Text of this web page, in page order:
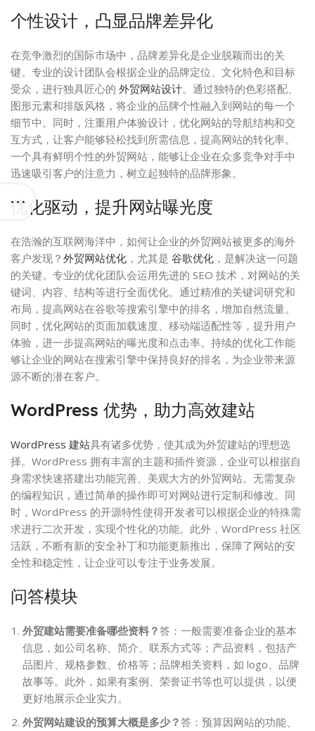
个性设计，凸显品牌差异化
在竞争激烈的国际市场中，品牌差异化是企业脱颖而出的关
键。专业的设计团队会根据企业的品牌定位、文化特色和目标
受众，进行独具匠心的 外贸网站设计。通过独特的色彩搭配、
图形元素和排版风格，将企业的品牌个性融入到网站的每一个
细节中。同时，注重用户体验设计，优化网站的导航结构和交
互方式，让客户能够轻松找到所需信息，提高网站的转化率。
一个具有鲜明个性的外贸网站，能够让企业在众多竞争对手中
迅速吸引客户的注意力，树立起独特的品牌形象。
优化驱动，提升网站曝光度
在浩瀚的互联网海洋中，如何让企业的外贸网站被更多的海外
客户发现？ 外贸网站优化 ，尤其是 谷歌优化 ，是解决这一问题
的关键。专业的优化团队会运用先进的 SEO 技术，对网站的关
键词、内容、结构等进行全面优化。通过精准的关键词研究和
布局，提高网站在谷歌等搜索引擎中的排名，增加自然流量。
同时，优化网站的页面加载速度、移动端适配性等，提升用户
体验，进一步提高网站的曝光度和点击率。持续的优化工作能
够让企业的网站在搜索引擎中保持良好的排名，为企业带来源
源不断的潜在客户。
WordPress 优势，助力高效建站
WordPress 建站具有诸多优势，使其成为外贸建站的理想选
择。WordPress 拥有丰富的主题和插件资源，企业可以根据自
身需求快速搭建出功能完善、美观大方的外贸网站。无需复杂
的编程知识，通过简单的操作即可对网站进行定制和修改。同
时，WordPress 的开源特性使得开发者可以根据企业的特殊需
求进行二次开发，实现个性化的功能。此外，WordPress 社区
活跃，不断有新的安全补丁和功能更新推出，保障了网站的安
全性和稳定性，让企业可以专注于业务发展。
问答模块
外贸建站需要准备哪些资料？答：一般需要准备企业的基本
信息，如公司名称、简介、联系方式等；产品资料，包括产
品图片、规格参数、价格等；品牌相关资料，如 logo、品牌
故事等。此外，如果有案例、荣誉证书等也可以提供，以便
更好地展示企业实力。
外贸网站建设的预算大概是多少？答：预算因网站的功能、